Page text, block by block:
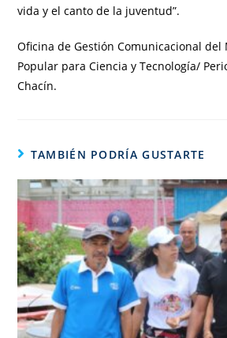
vida y el canto de la juventud”.
Oficina de Gestión Comunicacional
Popular para Ciencia y Tecnología/
Chacín.
TAMBIÉN PODRÍA GUSTARTE